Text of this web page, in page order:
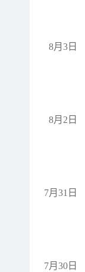
8月3日
8月2日
7月31日
7月30日